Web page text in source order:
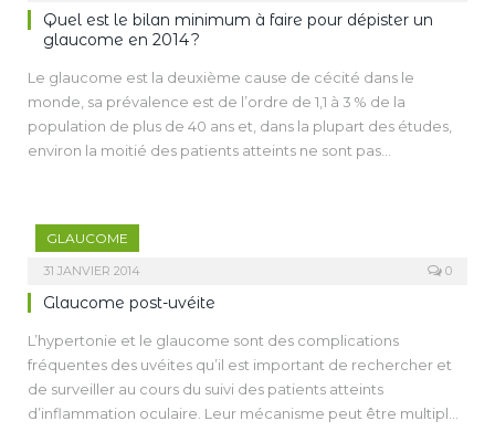
soit son mode de présentation, aigu ou chronique. Plusieurs
études récentes montrent que l’exérèse du cristallin serait
une méthode permettant d’obtenir une réduction
pressionnelle plus importante et une meilleure acuité
visuelle, avec un risque de complications plus faible qu’après
une iridotomie.
d’évolution de la maladie. Attention toutefois à ne pas oublier
de réaliser un examen clinique complet.
Quel est le bilan minimum à faire pour dépister un
glaucome en 2014 ?
Le glaucome est la deuxième cause de cécité dans le
monde, sa prévalence est de l’ordre de 1,1 à 3 % de la
population de plus de 40 ans et, dans la plupart des études,
environ la moitié des patients atteints ne sont pas
asymptomatique du glaucome. Son dépistage apparaît donc
indispensable, afin de prévenir une progression vers une
altération des performances visuelles du patient et de sa
qualité de vie, grâce à l’utilisation de traitements
ou le développement de la maladie.
À ce jour, il n’existe pas de recommandations pour le
dépistage du glaucome dans la population générale, car il
n’existe pas de test unique présentant une sensibilité et une
GLAUCOME
31 JANVIER 2014 0
Glaucome post-uvéite
L’hypertonie et le glaucome sont des complications
fréquentes des uvéites qu’il est important de rechercher et
de surveiller au cours du suivi des patients atteints
d’inflammation oculaire. Leur mécanisme peut être multiple